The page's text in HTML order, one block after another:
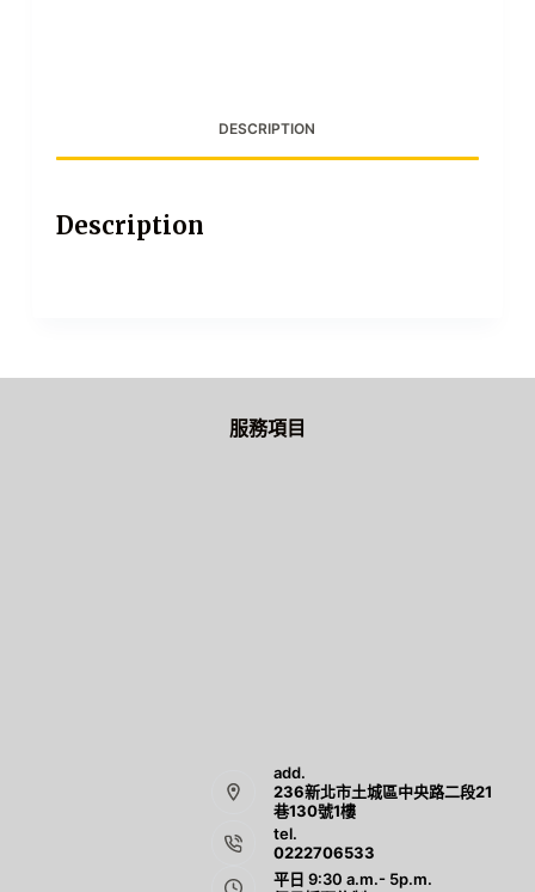
DESCRIPTION
Description
服務項目
add.
236新北市土城區中央路二段21
巷130號1樓
tel.
0222706533
平日 9:30 a.m.- 5p.m.